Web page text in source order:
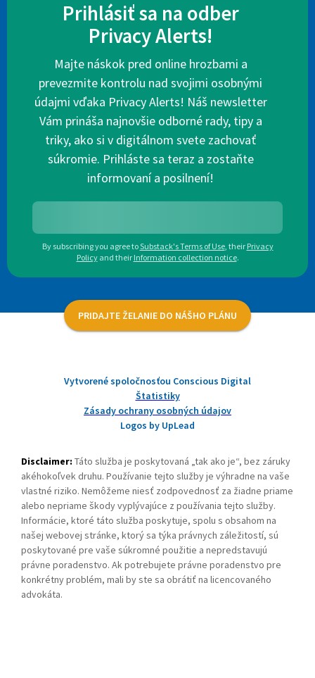
Prihlásiť sa na odber
Privacy Alerts!
Majte náskok pred online hrozbami a
prevezmite kontrolu nad svojimi osobnými
údajmi vďaka Privacy Alerts! Náš newsletter
Vám prináša najnovšie odborné rady, tipy a
triky, ako si v digitálnom svete zachovať
súkromie. Prihláste sa teraz a zostaňte
informovaní a posilnení!
By subscribing you agree toSubstack's Terms of Use, their Privacy
Policy and their Information collection notice.
PRIDAJTE ŽELANIE DO NÁŠHO PLÁNU
Vytvorené spoločnosťou Conscious Digital
Štatistiky
Zásady ochrany osobných údajov
Logos by UpLead
Disclaimer: Táto služba je poskytovaná „tak ako je“, bez záruky
akéhokoľvek druhu. Používanie tejto služby je výhradne na vaše
vlastné riziko. Nemôžeme niesť zodpovednosť za žiadne priame
alebo nepriame škody vyplývajúce z používania tejto služby.
Informácie, ktoré táto služba poskytuje, spolu s obsahom na
našej webovej stránke, ktorý sa týka právnych záležitostí, sú
poskytované pre vaše súkromné použitie a nepredstavujú
právne poradenstvo. Ak potrebujete právne poradenstvo pre
konkrétny problém, mali by ste sa obrátiť na licencovaného
advokáta.